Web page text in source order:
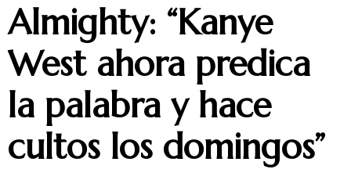
Almighty: “Kanye
West ahora predica
la palabra y hace
cultos los domingos”